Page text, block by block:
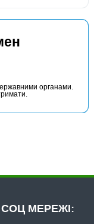
органами.
СОЦ МЕРЕЖІ: